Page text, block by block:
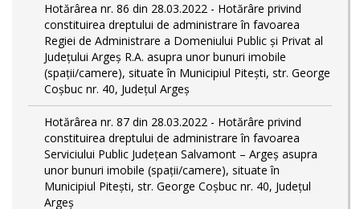
Hotărârea nr. 86 din 28.03.2022 - Hotărâre privind
constituirea dreptului de administrare în favoarea
Regiei de Administrare a Domeniului Public și Privat al
Județului Argeș R.A. asupra unor bunuri imobile
(spații/camere), situate în Municipiul Pitești, str. George
Coșbuc nr. 40, Județul Argeș
Hotărârea nr. 87 din 28.03.2022 - Hotărâre privind
constituirea dreptului de administrare în favoarea
Serviciului Public Județean Salvamont – Argeș asupra
unor bunuri imobile (spații/camere), situate în
Municipiul Pitești, str. George Coșbuc nr. 40, Județul
Argeș